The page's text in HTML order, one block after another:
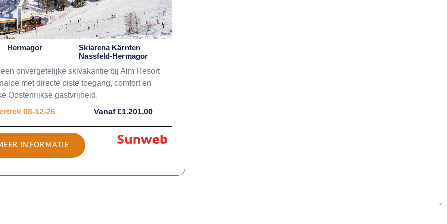
Hermagor
Skiarena Kärnten
Nassfeld-Hermagor
onvergetelijke skivakantie bij Alm Resort
met directe piste toegang, comfort en
Oostenrijkse gastvrijheid.
08-12-26
Vanaf €1.201,00
INFORMATIE